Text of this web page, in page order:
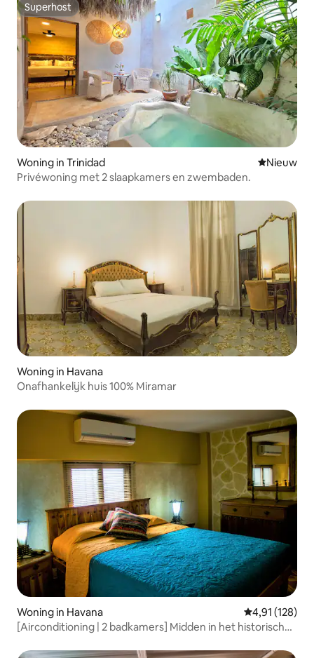
Superhost
Superhost
Woning in Trinidad Nieuwe
Nieuw
Privéwoning met 2 slaapkamers en zwembaden.
Woning in Havana
Onafhankelijk huis 100% Miramar
Woning in Havana Gemiddelde
4,91 (128)
[Airconditioning | 2 badkamers] Midden in het historische